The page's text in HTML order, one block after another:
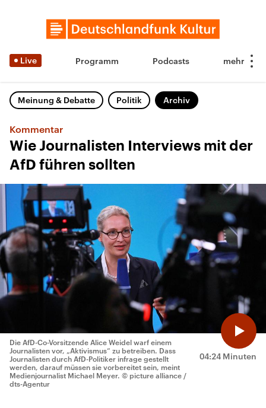
Live Programm Podcasts
Meinung & Debatte Politik Archiv
Kommentar
Wie Journalisten Interviews mit der
AfD führen sollten
04:24 Minuten
Die AfD-Co-Vorsitzende Alice Weidel warf einem
Journalisten vor, „Aktivismus“ zu betreiben. Dass
Journalisten durch AfD-Politiker infrage gestellt
werden, darauf müssen sie vorbereitet sein, meint
Medienjournalist Michael Meyer. © picture alliance /
dts-Agentur